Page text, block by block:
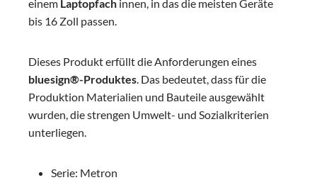
einem Laptopfach innen, in das die meisten Geräte
bis 16 Zoll passen.
Dieses Produkt erfüllt die Anforderungen eines
bluesign®-Produktes. Das bedeutet, dass für die
Produktion Materialien und Bauteile ausgewählt
wurden, die strengen Umwelt- und Sozialkriterien
unterliegen.
Serie: Metron